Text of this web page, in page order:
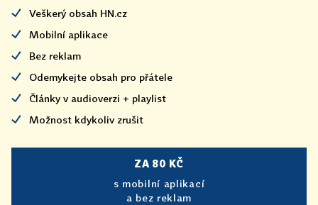
Veškerý obsah HN.cz
Mobilní aplikace
Bez reklam
Odemykejte obsah pro přátele
Články v audioverzi + playlist
Možnost kdykoliv zrušit
ZA 80 KČ
s mobilní aplikací
a bez reklam